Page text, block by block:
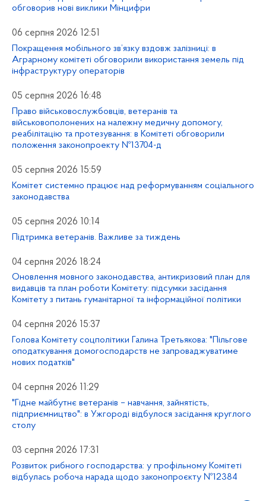
обговорив нові виклики Мінцифри
06 серпня 2026 12:51
Покращення мобільного зв’язку вздовж залізниці: в
Аграрному комітеті обговорили використання земель під
інфраструктуру операторів
05 серпня 2026 16:48
Право військовослужбовців, ветеранів та
військовополонених на належну медичну допомогу,
реабілітацію та протезування: в Комітеті обговорили
положення законопроекту №13704-д
05 серпня 2026 15:59
Комітет системно працює над реформуванням соціального
законодавства
05 серпня 2026 10:14
Підтримка ветеранів. Важливе за тиждень
04 серпня 2026 18:24
Оновлення мовного законодавства, антикризовий план для
видавців та план роботи Комітету: підсумки засідання
Комітету з питань гуманітарної та інформаційної політики
04 серпня 2026 15:37
Голова Комітету соцполітики Галина Третьякова: "Пільгове
оподаткування домогосподарств не запроваджуватиме
нових податків"
04 серпня 2026 11:29
"Гідне майбутнє ветеранів – навчання, зайнятість,
підприємництво": в Ужгороді відбулося засідання круглого
столу
03 серпня 2026 17:31
Розвиток рибного господарства: у профільному Комітеті
відбулась робоча нарада щодо законопроєкту №12384